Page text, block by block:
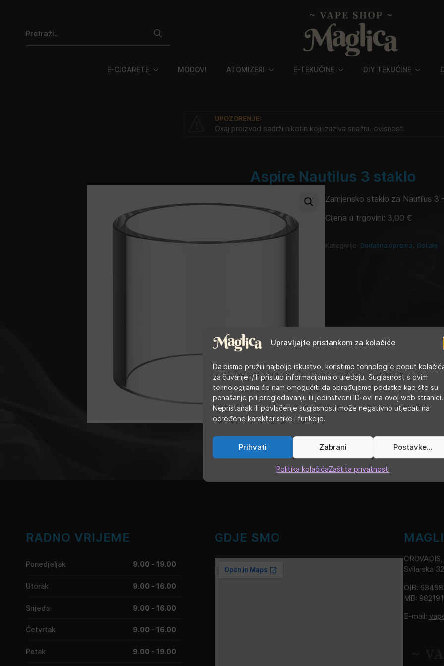
Upravljajte pristankom za kolačiće
Da bismo pružili najbolje iskustvo, koristimo tehnologije poput
za čuvanje i/ili pristup informacijama o uređaju. Suglasnost s ovim
tehnologijama će nam omogućiti da obrađujemo podatke kao što su
ponašanje pri pregledavanju ili jedinstveni ID-ovi na ovoj web stranici.
Nepristanak ili povlačenje suglasnosti može negativno utjecati na
određene karakteristike i funkcije.
Prihvati Zabrani Postavke...
Politika kolačićaZaštita privatnosti
E-CIGARETE MODOVI ATOMIZERI E-TEKUĆINE DIY TEKUĆINE
UPOZORENJE:
Ovaj proizvod sadrži nikotin koji izaziva snažnu ovisnost.
Aspire Nautilus 3 staklo
Zamjensko staklo za Nautilus 3
Cijena u trgovini: 3,00 €
Kategorije: Dodatna oprema, Ostalo
RADNO VRIJEME
Ponedjeljak 9.00 - 19.00
Utorak 9.00 - 16.00
Srijeda 9.00 - 16.00
Četvrtak 9.00 - 16.00
Petak 9.00 - 19.00
GDJE SMO
Svilarska
OIB:
MB:
E-mail: